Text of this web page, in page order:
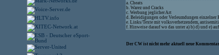
a. Cheats
b. Warez und Cracks
c. Werbung jeglicher Art
d. Beleidigungen oder Verleumdungen einzelner
e. Links/Texte mit volksverhetzendem,
f. Hinweise darauf wo das unter a) b) d) und e)
Der CW ist nicht mehr aktuell neue